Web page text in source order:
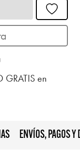
GRATIS en
ENVÍOS, PAGOS Y